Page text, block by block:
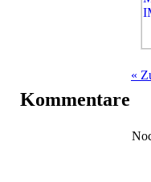
«
Kommentare